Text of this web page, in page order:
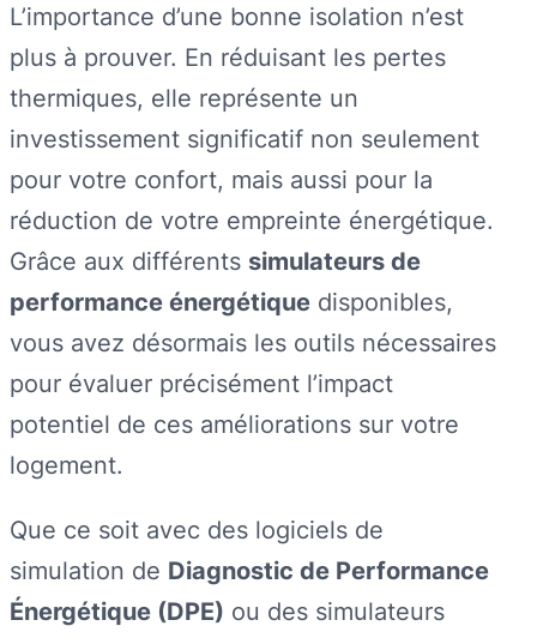
L’importance d’une bonne isolation n’est
plus à prouver. En réduisant les pertes
thermiques, elle représente un
investissement significatif non seulement
pour votre confort, mais aussi pour la
réduction de votre empreinte énergétique.
Grâce aux différents simulateurs de
performance énergétique disponibles,
vous avez désormais les outils nécessaires
pour évaluer précisément l’impact
potentiel de ces améliorations sur votre
logement.
Que ce soit avec des logiciels de
simulation de Diagnostic de Performance
Énergétique (DPE) ou des simulateurs